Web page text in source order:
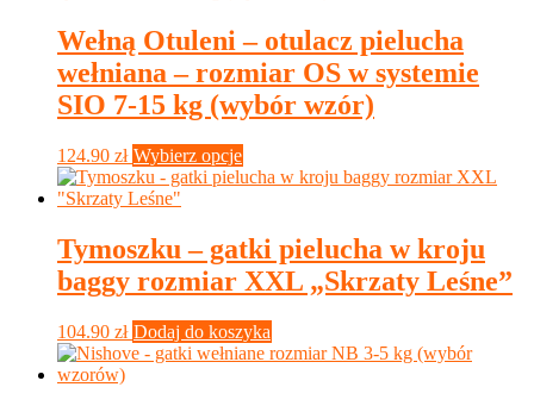
wariantów.
Opcje
można
wybrać
na
Wełną Otuleni – otulacz pielucha
wełniana – rozmiar OS w systemie
SIO 7-15 kg (wybór wzór)
124.90 zł Wybierz opcje
produkt
wariantów.
Opcje
można
na
stronie
produktu
Tymoszku – gatki pielucha w kroju
baggy rozmiar XXL „Skrzaty Leśne”
104.90 zł Dodaj do koszyka